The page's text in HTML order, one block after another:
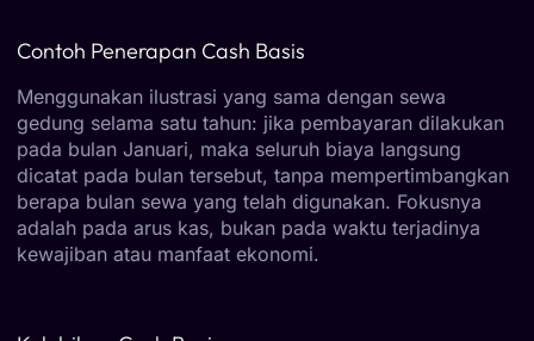
Contoh Penerapan Cash Basis
Menggunakan ilustrasi yang sama dengan sewa
gedung selama satu tahun: jika pembayaran dilakukan
pada bulan Januari, maka seluruh biaya langsung
dicatat pada bulan tersebut, tanpa mempertimbangkan
berapa bulan sewa yang telah digunakan. Fokusnya
adalah pada arus kas, bukan pada waktu terjadinya
kewajiban atau manfaat ekonomi.